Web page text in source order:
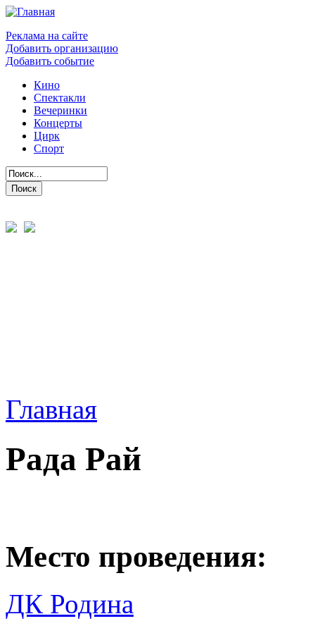
Реклама на сайте
Добавить организацию
Добавить событие
Кино
Спектакли
Вечеринки
Концерты
Цирк
Спорт
Главная
Рада Рай
Место проведения:
ДК Родина